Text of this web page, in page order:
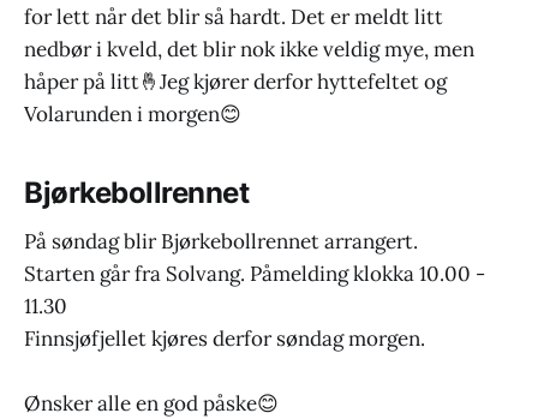
for lett når det blir så hardt. Det er meldt litt
nedbør i kveld, det blir nok ikke veldig mye, men
håper på litt🤞Jeg kjører derfor hyttefeltet og
Volarunden i morgen😊
Bjørkebollrennet
På søndag blir Bjørkebollrennet arrangert.
Starten går fra Solvang. Påmelding klokka 10.00 -
11.30
Finnsjøfjellet kjøres derfor søndag morgen.
Ønsker alle en god påske😊